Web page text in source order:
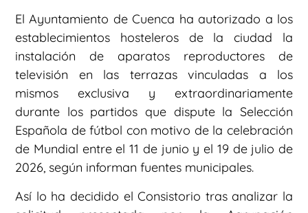
El Ayuntamiento de Cuenca ha autorizado a los
establecimientos hosteleros de la ciudad la
instalación de aparatos reproductores de
televisión en las terrazas vinculadas a los
mismos exclusiva y extraordinariamente
durante los partidos que dispute la Selección
Española de fútbol con motivo de la celebración
de Mundial entre el 11 de junio y el 19 de julio de
2026, según informan fuentes municipales.
Así lo ha decidido el Consistorio tras analizar la